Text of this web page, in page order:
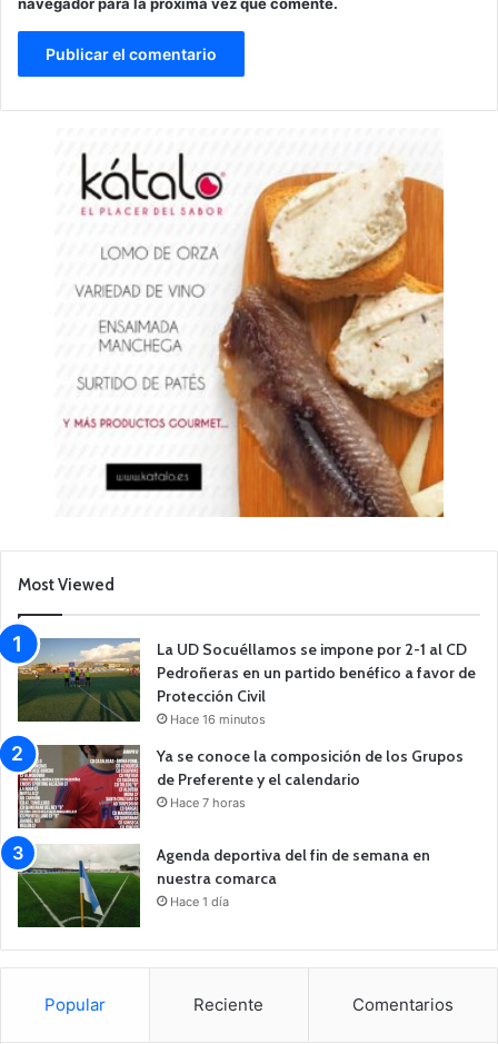
Most Viewed
La UD Socuéllamos se impone por 2-1 al CD
Pedroñeras en un partido benéfico a favor de
Protección Civil
Hace 16 minutos
Ya se conoce la composición de los Grupos
de Preferente y el calendario
Hace 7 horas
Agenda deportiva del fin de semana en
nuestra comarca
Hace 1 día
Popular Reciente Comentarios